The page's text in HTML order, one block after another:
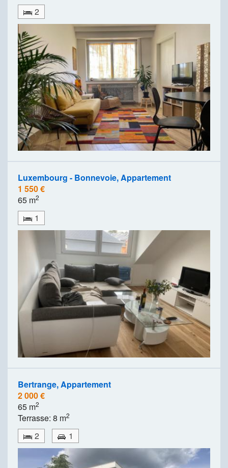
2
Luxembourg - Bonnevoie, Appartement
1 550 €
65 m2
1
Bertrange, Appartement
2 000 €
65 m2
Terrasse: 8 m2
2 1